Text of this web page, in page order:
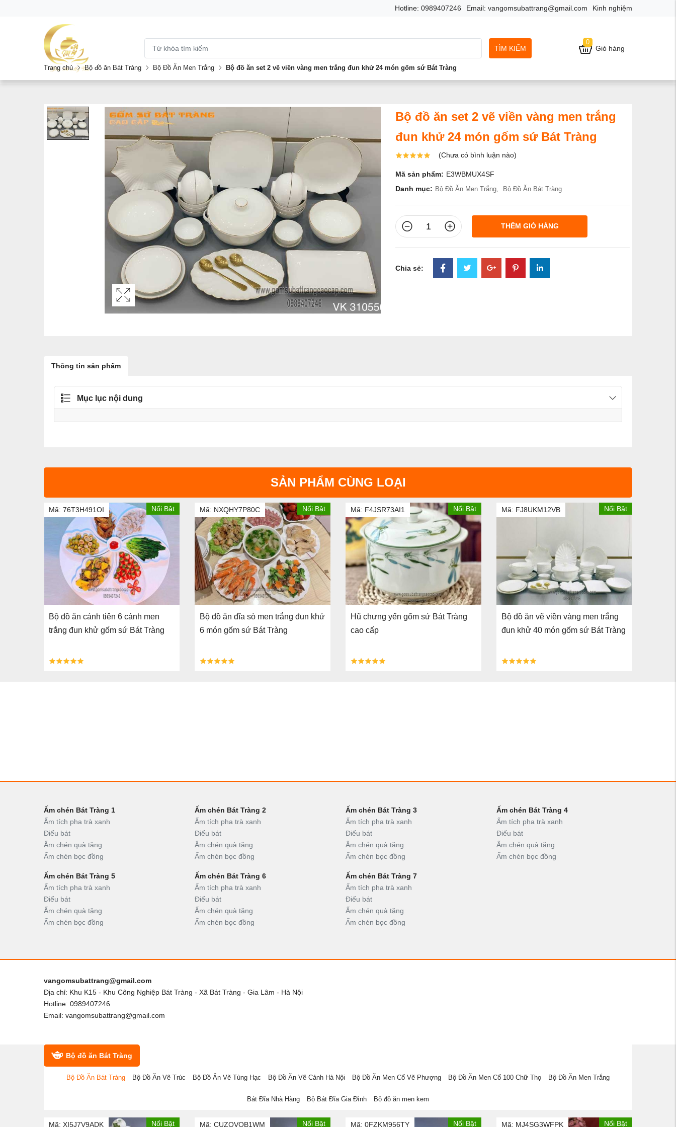
Hotline: 0989407246 Email: vangomsubattrang@gmail.com Kinh nghiệm
TÌM KIẾM
0
Giỏ hàng
Trang chủ Bộ đồ ăn Bát Tràng Bộ Đồ Ăn Men Trắng Bộ đồ ăn set 2 vẽ viền vàng men trắng đun khử 24 món gốm sứ Bát Tràng
Bộ đồ ăn set 2 vẽ viền vàng men trắng
đun khử 24 món gốm sứ Bát Tràng
(Chưa có bình luận nào)
Mã sản phẩm: E3WBMUX4SF
Danh mục: Bộ Đồ Ăn Men Trắng, Bộ Đồ Ăn Bát Tràng
THÊM GIỎ HÀNG
Chia sẻ:
Thông tin sản phẩm
Mục lục nội dung
SẢN PHẨM CÙNG LOẠI
Nổi Bật
Mã: 76T3H491OI
Bộ đồ ăn cánh tiên 6 cánh men
trắng đun khử gốm sứ Bát Tràng
Nổi Bật
Mã: NXQHY7P80C
Bộ đồ ăn đĩa sò men trắng đun khử
6 món gốm sứ Bát Tràng
Nổi Bật
Mã: F4JSR73AI1
Hũ chưng yến gốm sứ Bát Tràng
cao cấp
Nổi Bật
Mã: FJ8UKM12VB
Bộ đồ ăn vẽ viền vàng men trắng
đun khử 40 món gốm sứ Bát Tràng
Ấm chén Bát Tràng 1
Ấm tích pha trà xanh
Điếu bát
Ấm chén quà tặng
Ấm chén bọc đồng
Ấm chén Bát Tràng 2
Ấm tích pha trà xanh
Điếu bát
Ấm chén quà tặng
Ấm chén bọc đồng
Ấm chén Bát Tràng 3
Ấm tích pha trà xanh
Điếu bát
Ấm chén quà tặng
Ấm chén bọc đồng
Ấm chén Bát Tràng 4
Ấm tích pha trà xanh
Điếu bát
Ấm chén quà tặng
Ấm chén bọc đồng
Ấm chén Bát Tràng 5
Ấm tích pha trà xanh
Điếu bát
Ấm chén quà tặng
Ấm chén bọc đồng
Ấm chén Bát Tràng 6
Ấm tích pha trà xanh
Điếu bát
Ấm chén quà tặng
Ấm chén bọc đồng
Ấm chén Bát Tràng 7
Ấm tích pha trà xanh
Điếu bát
Ấm chén quà tặng
Ấm chén bọc đồng
vangomsubattrang@gmail.com
Địa chỉ: Khu K15 - Khu Công Nghiệp Bát Tràng - Xã Bát Tràng - Gia Lâm - Hà Nội
Hotline: 0989407246
Email: vangomsubattrang@gmail.com
Bộ đồ ăn Bát Tràng
Bộ Đồ Ăn Bát Tràng Bộ Đồ Ăn Vẽ Trúc Bộ Đồ Ăn Vẽ Tùng Hạc Bộ Đồ Ăn Vẽ Cảnh Hà Nội Bộ Đồ Ăn Men Cổ Vẽ Phượng Bộ Đồ Ăn Men Cổ 100 Chữ Thọ Bộ Đồ Ăn Men Trắng
Bát Đĩa Nhà Hàng Bộ Bát Đĩa Gia Đình Bộ đồ ăn men kem
Nổi Bật
Mã: XI5J7V9ADK Nổi Bật
Mã: CUZQVOB1WM Nổi Bật
Mã: 0FZKM956TY Nổi Bật
Mã: MJ4SG3WFPK